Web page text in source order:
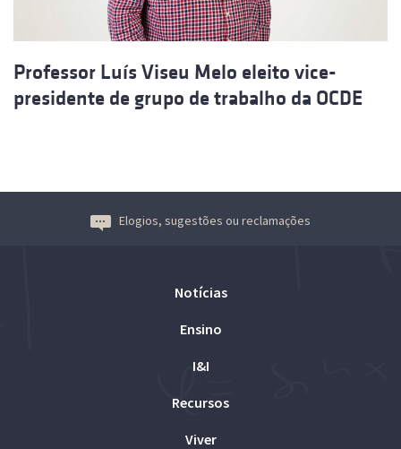
Professor Luís Viseu Melo eleito vice-
presidente de grupo de trabalho da OCDE
Elogios, sugestões ou reclamações
Notícias
Ensino
I&I
Recursos
Viver